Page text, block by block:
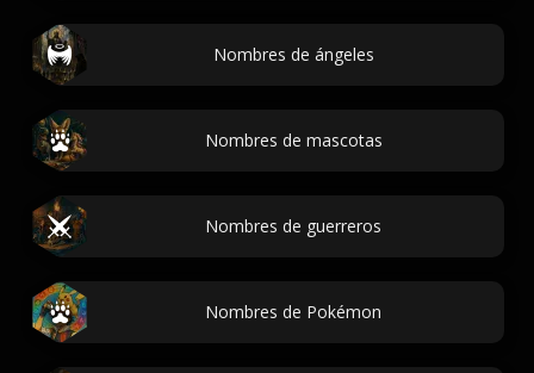
Nombres de ángeles
Nombres de mascotas
Nombres de guerreros
Nombres de Pokémon